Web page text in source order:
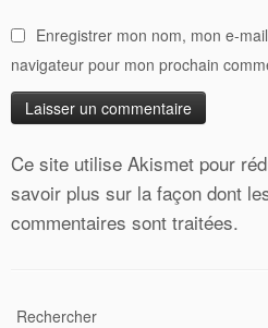
Enregistrer mon nom, mon e-
navigateur pour mon prochain
Ce site utilise Akismet pour
savoir plus sur la façon dont
commentaires sont traitées.
Rechercher